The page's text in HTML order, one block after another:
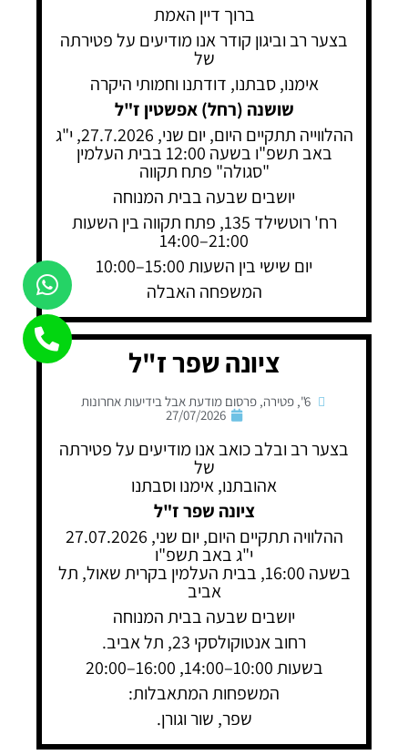
ברוך דיין האמת
בצער רב וביגון קודר אנו מודיעים על פטירתה
של
אימנו, סבתנו, דודתנו וחמותי היקרה
שושנה (רחל) אפשטין ז"ל
ההלווייה תתקיים היום, יום שני, 27.7.2026, י"ג
באב תשפ"ו בשעה 12:00 בבית העלמין
"סגולה" פתח תקווה
יושבים שבעה בבית המנוחה
רח' רוטשילד 135, פתח תקווה בין השעות
21:00–14:00
יום שישי בין השעות 15:00–10:00
המשפחה האבלה
ציונה שפר ז"ל
6"
,פטירה,פרסום מודעת אבל בידיעות אחרונות
27/07/2026
בצער רב ובלב כואב אנו מודיעים על פטירתה
של
אהובתנו, אימנו וסבתנו
ציונה שפר ז"ל
ההלוויה תתקיים היום, יום שני, 27.07.2026
י"ג באב תשפ"ו
בשעה 16:00, בבית העלמין בקרית שאול, תל
אביב
יושבים שבעה בבית המנוחה
רחוב אנטוקולסקי 23, תל אביב.
בשעות 10:00–14:00, 16:00–20:00
המשפחות המתאבלות:
שפר, שור וגורן.